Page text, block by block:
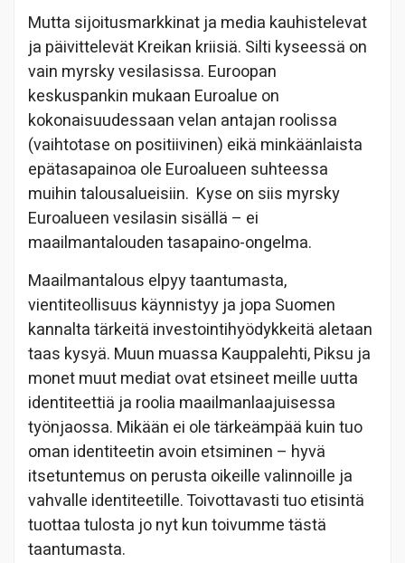
Mutta sijoitusmarkkinat ja media kauhistelevat
ja päivittelevät Kreikan kriisiä. Silti kyseessä on
vain myrsky vesilasissa. Euroopan
keskuspankin mukaan Euroalue on
kokonaisuudessaan velan antajan roolissa
(vaihtotase on positiivinen) eikä minkäänlaista
epätasapainoa ole Euroalueen suhteessa
muihin talousalueisiin. Kyse on siis myrsky
Euroalueen vesilasin sisällä – ei
maailmantalouden tasapaino-ongelma.
Maailmantalous elpyy taantumasta,
vientiteollisuus käynnistyy ja jopa Suomen
kannalta tärkeitä investointihyödykkeitä aletaan
taas kysyä. Muun muassa Kauppalehti, Piksu ja
monet muut mediat ovat etsineet meille uutta
identiteettiä ja roolia maailmanlaajuisessa
työnjaossa. Mikään ei ole tärkeämpää kuin tuo
oman identiteetin avoin etsiminen – hyvä
itsetuntemus on perusta oikeille valinnoille ja
vahvalle identiteetille. Toivottavasti tuo etisintä
tuottaa tulosta jo nyt kun toivumme tästä
taantumasta.